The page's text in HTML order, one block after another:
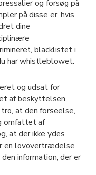
og forsøg på
på disse er, hvis
dine
blacklistet i
har whistleblowet.
og udsat for
af beskyttelsen,
at den forseelse,
omfattet af
at der ikke ydes
en lovovertrædelse
information, der er